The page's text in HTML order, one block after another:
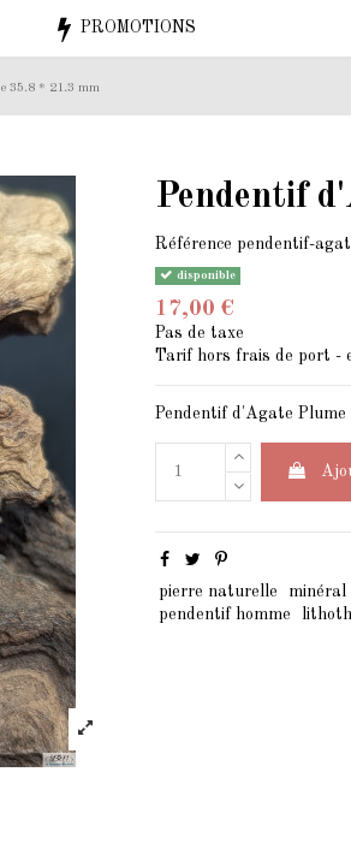
PROMOTIONS
35.8 * 21.3 mm
Pendentif
Référence pendentif-
disponible
17,00 €
Pas de taxe
Tarif hors frais de port -
Pendentif d'Agate
pierre naturelle minéral
pendentif homme